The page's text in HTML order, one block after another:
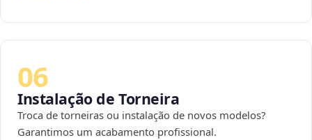
06
Instalação de Torneira
Troca de torneiras ou instalação de novos modelos?
Garantimos um acabamento profissional.